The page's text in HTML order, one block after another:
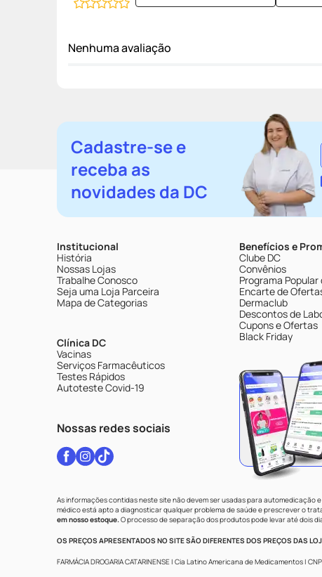
Nenhuma avaliação
Cadastre-se e
receba as
novidades da DC
Institucional
História
Nossas Lojas
Trabalhe Conosco
Seja uma Loja Parceira
Mapa de Categorias
Clínica DC
Vacinas
Serviços Farmacêuticos
Testes Rápidos
Autoteste Covid-19
Nossas redes sociais
Benefícios e
Clube DC
Convênios
Programa Popular
Encarte de
Dermaclub
Descontos de
Cupons e Ofertas
Black Friday
As informações contidas neste site não devem ser usadas para automedicação
médico está apto a diagnosticar qualquer problema de saúde e prescrever o
em nosso estoque.O processo de separação dos produtos pode levar até dois
OS PREÇOS APRESENTADOS NO SITE SÃO DIFERENTES DOS PREÇOS DAS
FARMÁCIA DROGARIA CATARINENSE | Cia Latino Americana de Medicamentos |